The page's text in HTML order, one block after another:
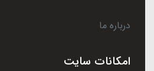
درباره ما
امکانات سایت